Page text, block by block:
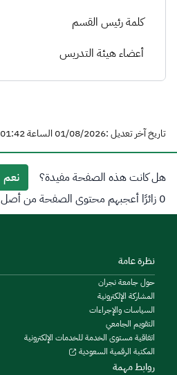
كلمة رئيس القسم
أعضاء هيئة التدريس
تاريخ آخر تعديل :01/08/2026 الساعة 01:42 مساءً
هل كانت هذه الصفحة مفيدة؟ نعم
0 زائرًا أعجبهم محتوى الصفحة من أصل 0 مشاركة
نظرة عامة
حول جامعة نجران
المشاركة الإلكترونية
السياسات والإجراءات
التقويم الجامعي
اتفاقية مستوى الخدمة للخدمات الإلكترونية
المكتبة الرقمية السعودية
روابط مهمة